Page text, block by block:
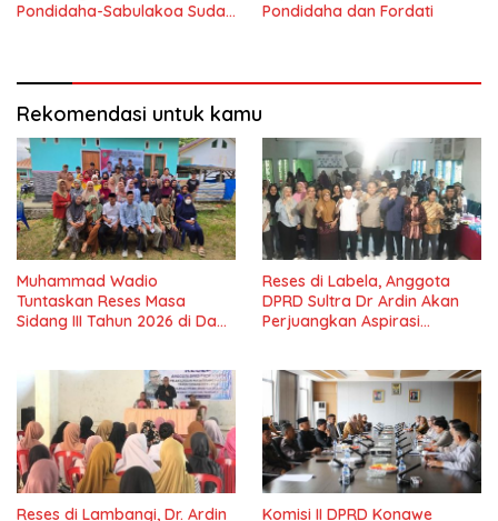
Pondidaha-Sabulakoa Sudah
Pondidaha dan Fordati
Rekomendasi untuk kamu
Muhammad Wadio
Tuntaskan Reses Masa
Sidang III Tahun 2026 di Dapil
Reses di Labela, Anggota
DPRD Sultra Dr Ardin Akan
Perjuangkan Aspirasi
Reses di Lambangi, Dr. Ardin Komisi II DPRD Konawe